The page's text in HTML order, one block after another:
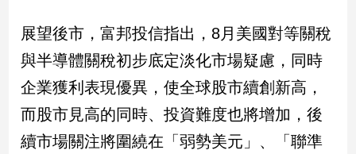
觀
南
台
灣
觀
點
展望後市，富邦投信指出，8月美國對等關稅
與半導體關稅初步底定淡化市場疑慮，同時
企業獲利表現優異，使全球股市續創新高，
而股市見高的同時、投資難度也將增加，後
續市場關注將圍繞在「弱勢美元」、「聯準